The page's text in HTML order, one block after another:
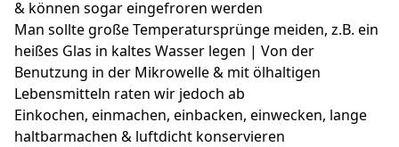
& können sogar eingefroren werden
Man sollte große Temperatursprünge meiden, z.B. ein
heißes Glas in kaltes Wasser legen | Von der
Benutzung in der Mikrowelle & mit ölhaltigen
Lebensmitteln raten wir jedoch ab
Einkochen, einmachen, einbacken, einwecken, lange
haltbarmachen & luftdicht konservieren